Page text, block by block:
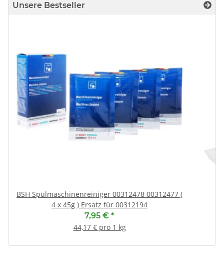
Unsere Bestseller
BSH Spülmaschinenreiniger 00312478 00312477 (
4 x 45g ) Ersatz für 00312194
7,95 € *
44,17 € pro 1 kg